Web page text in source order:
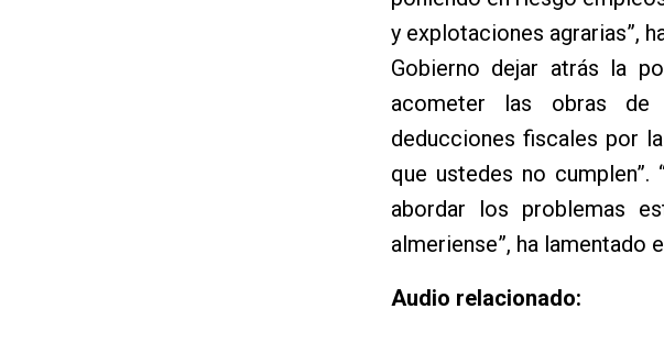
y explotaciones agrarias”,
Gobierno dejar atrás la
acometer las obras
deducciones fiscales por
que ustedes no
abordar los problemas
almeriense”, ha lamentado
Audio relacionado: